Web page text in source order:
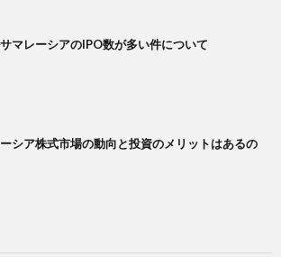
マレーシアのIPO数が多い件について
シア株式市場の動向と投資のメリットはあるの